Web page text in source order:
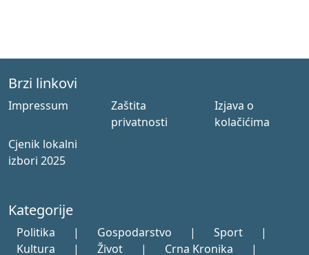
Brzi linkovi
Impressum
Zaštita
privatnosti
Izjava o
kolačićima
Cjenik lokalni
izbori 2025
Kategorije
Politika | Gospodarstvo | Sport
|
Kultura
| Život | Crna Kronika |